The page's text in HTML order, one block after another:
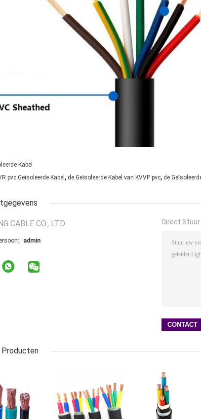
Kabel
pvc Geïsoleerde Kabel , de Geïsoleerde Kabel van KVVP pvc, de
CABLE CO., LTD
admin
Direct
Producten